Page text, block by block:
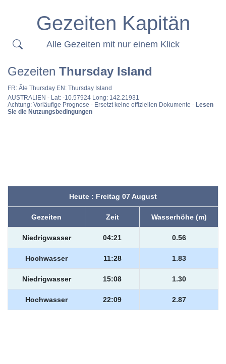
Gezeiten Kapitän
Alle Gezeiten mit nur einem Klick
Gezeiten Thursday Island
FR: Ãle Thursday EN: Thursday Island
AUSTRALIEN - Lat: -10.57924 Long: 142.21931
Achtung: Vorläufige Prognose - Ersetzt keine offiziellen Dokumente - Lesen
Sie die Nutzungsbedingungen
Heute : Freitag 07 August
Gezeiten Zeit Wasserhöhe (m)
Niedrigwasser 04:21 0.56
Hochwasser 11:28 1.83
Niedrigwasser 15:08 1.30
Hochwasser 22:09 2.87